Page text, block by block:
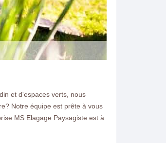
et d'espaces verts, nous
Notre équipe est prête à vous
MS Elagage Paysagiste est à